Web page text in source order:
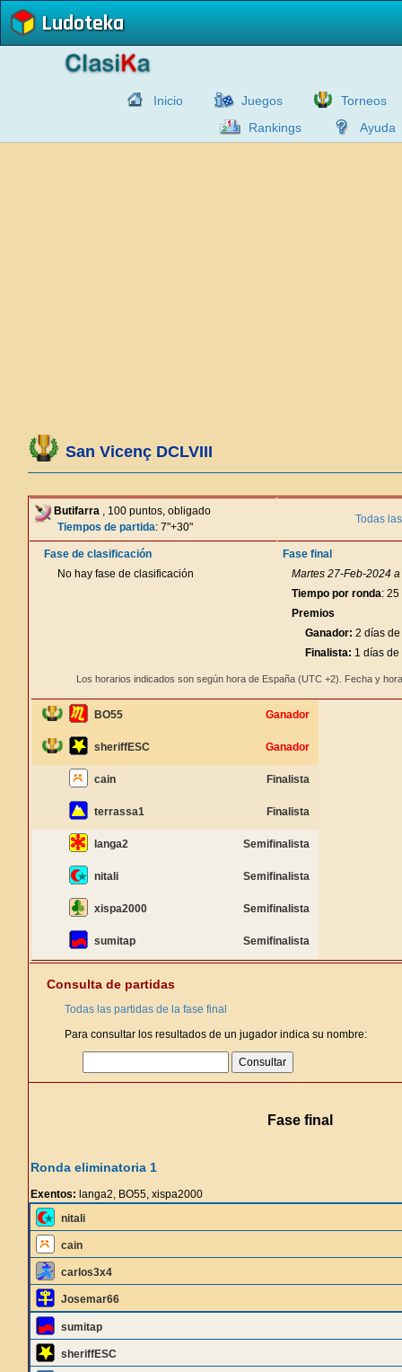
Ludoteka
Inicio Juegos
Torneos
Rankings
Ayuda
San Vicenç DCLVIII
Butifarra , 100 puntos, obligado
Tiempos de partida: 7"+30"
Todas
Fase de clasificación
No hay fase de clasificación
Fase final
Martes 27-Feb-2024
Tiempo por ronda:
Premios
Ganador: 2 días
Finalista: 1 días
Los horarios indicados son según hora de España (UTC +2). Fecha y
BO55 Ganador
sheriffESC Ganador
cain Finalista
terrassa1 Finalista
langa2 Semifinalista
nitali Semifinalista
xispa2000 Semifinalista
sumitap Semifinalista
Consulta de partidas
Todas las partidas de la fase final
Para consultar los resultados de un jugador indica su nombre:
Fase final
Ronda eliminatoria 1
Exentos: langa2, BO55, xispa2000
nitali
cain
carlos3x4
Josemar66
sumitap
sheriffESC